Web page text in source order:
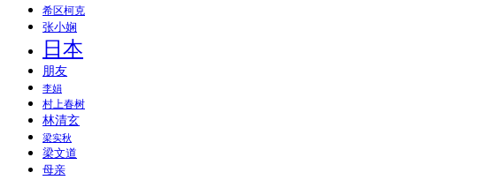
希区柯克
张小娴
日本
朋友
李娟
村上春树
林清玄
梁实秋
梁文道
母亲